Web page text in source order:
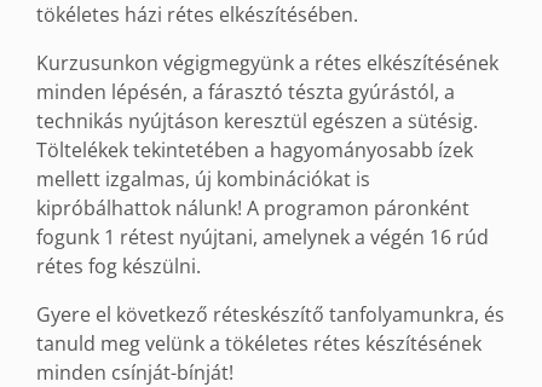
tökéletes házi rétes elkészítésében.
Kurzusunkon végigmegyünk a rétes elkészítésének
minden lépésén, a fárasztó tészta gyúrástól, a
technikás nyújtáson keresztül egészen a sütésig.
Töltelékek tekintetében a hagyományosabb ízek
mellett izgalmas, új kombinációkat is
kipróbálhattok nálunk! A programon páronként
fogunk 1 rétest nyújtani, amelynek a végén 16 rúd
rétes fog készülni.
Gyere el következő réteskészítő tanfolyamunkra, és
tanuld meg velünk a tökéletes rétes készítésének
minden csínját-bínját!